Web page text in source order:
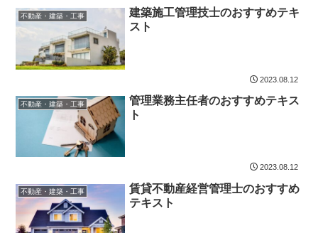
不動産・建築・工事
建築施工管理技士のおすすめテキ
スト
2023.08.12
不動産・建築・工事
管理業務主任者のおすすめテキス
ト
2023.08.12
不動産・建築・工事
賃貸不動産経営管理士のおすすめ
テキスト